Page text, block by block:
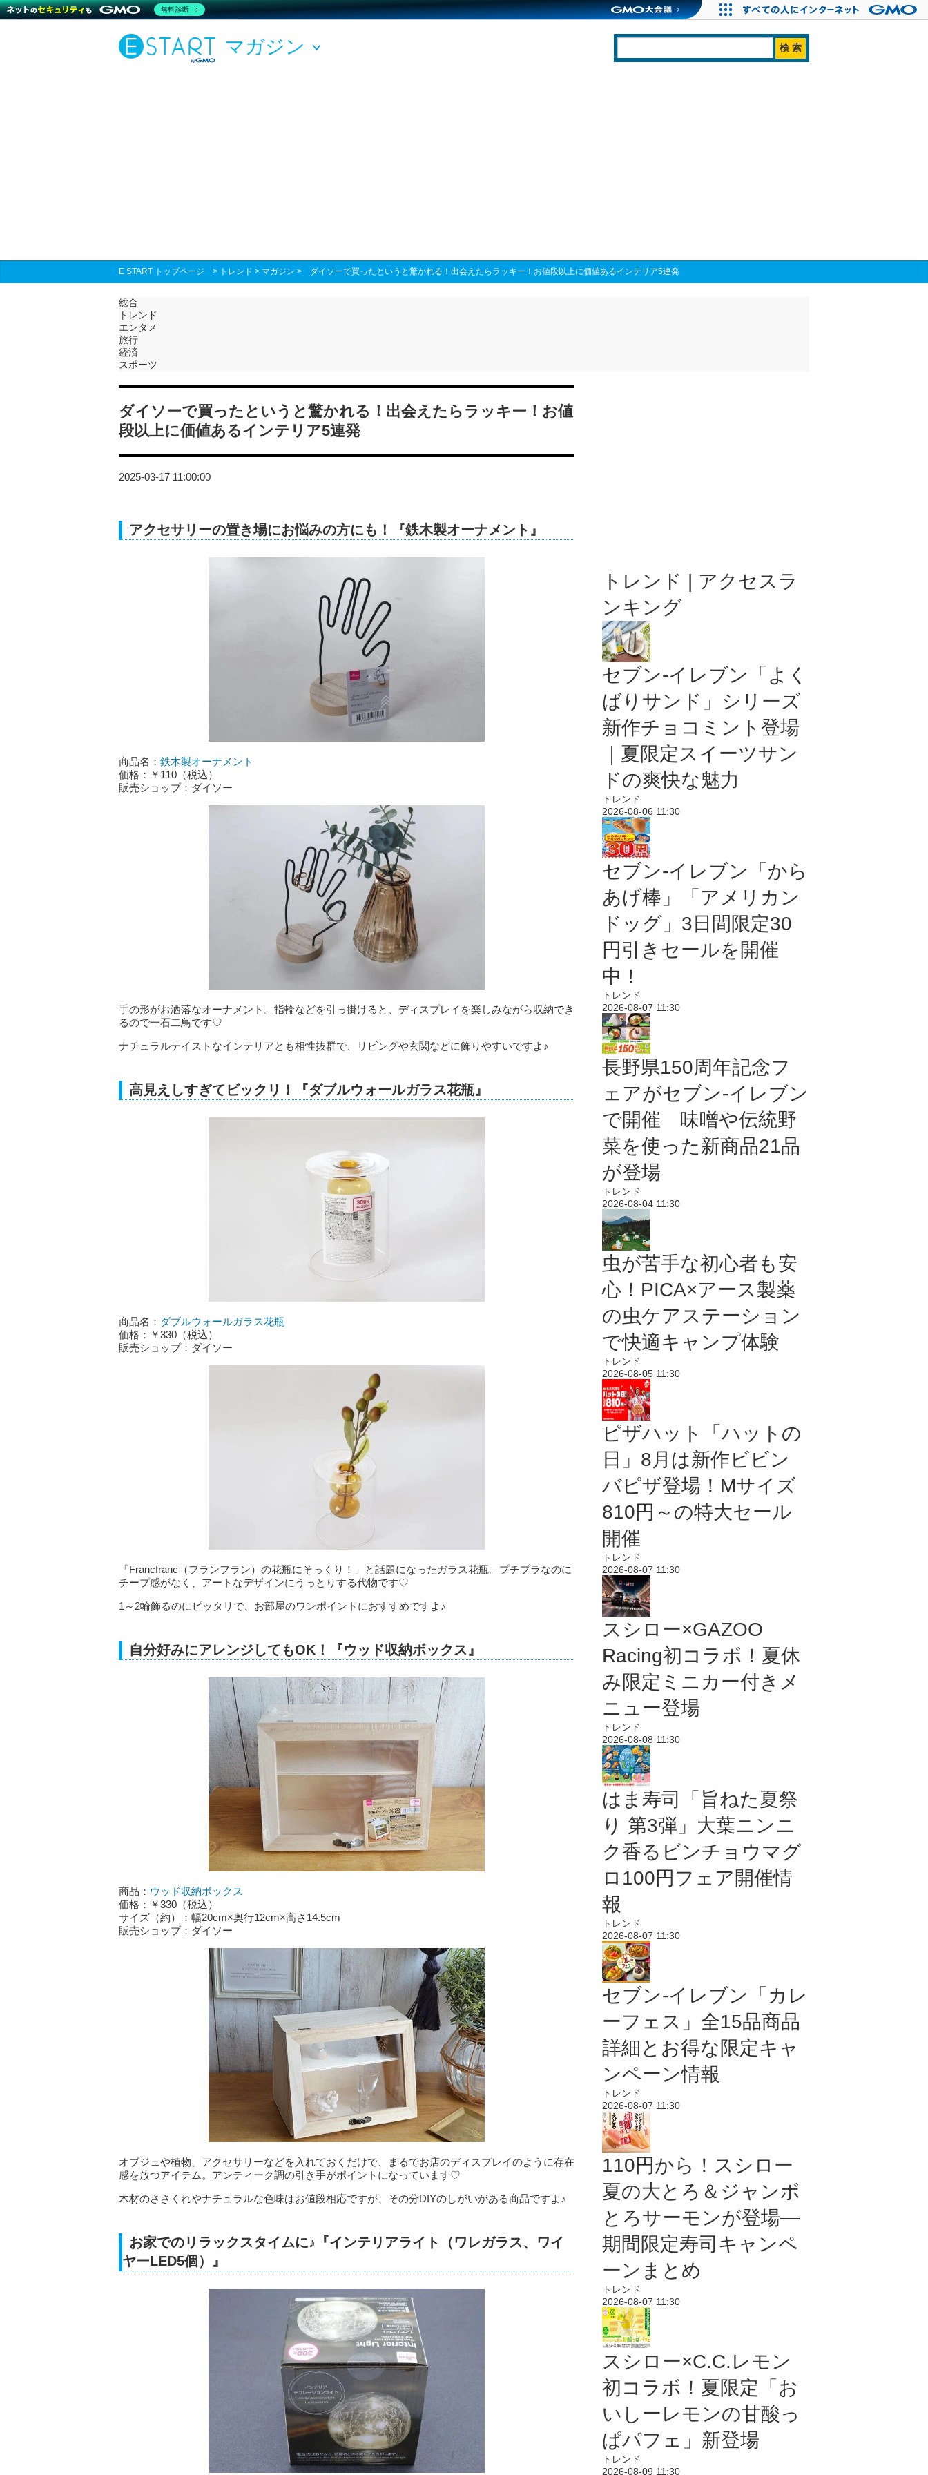
マガジン
E START トップページ > トレンド > マガジン > ダイソーで買ったというと驚かれる！出会えたらラッキー！お値段以上に価値あるインテリア5連発
総合
トレンド
エンタメ
旅行
経済
スポーツ
ダイソーで買ったというと驚かれる！出会えたらラッキー！お値
段以上に価値あるインテリア5連発
2025-03-17 11:00:00
アクセサリーの置き場にお悩みの方にも！『鉄木製オーナメント』
商品名： 鉄木製オーナメント
価格：￥110（税込）
販売ショップ：ダイソー
手の形がお洒落なオーナメント。指輪などを引っ掛けると、ディスプレイを楽しみながら収納でき
るので一石二鳥です♡
ナチュラルテイストなインテリアとも相性抜群で、リビングや玄関などに飾りやすいですよ♪
高見えしすぎてビックリ！『ダブルウォールガラス花瓶』
商品名： ダブルウォールガラス花瓶
価格：￥330（税込）
販売ショップ：ダイソー
「Francfranc（フランフラン）の花瓶にそっくり！」と話題になったガラス花瓶。プチプラなのに
チープ感がなく、アートなデザインにうっとりする代物です♡
1～2輪飾るのにピッタリで、お部屋のワンポイントにおすすめですよ♪
自分好みにアレンジしてもOK！『ウッド収納ボックス』
商品： ウッド収納ボックス
価格：￥330（税込）
サイズ（約）：幅20cm×奥行12cm×高さ14.5cm
販売ショップ：ダイソー
オブジェや植物、アクセサリーなどを入れておくだけで、まるでお店のディスプレイのように存在
感を放つアイテム。アンティーク調の引き手がポイントになっています♡
木材のささくれやナチュラルな色味はお値段相応ですが、その分DIYのしがいがある商品ですよ♪
お家でのリラックスタイムに♪『インテリアライト（ワレガラス、ワイ
ヤーLED5個）』
トレンド | アクセスラ
ンキング
セブン‐イレブン「よく
ばりサンド」シリーズ
新作チョコミント登場
｜夏限定スイーツサン
ドの爽快な魅力
トレンド
2026-08-06 11:30
セブン‐イレブン「から
あげ棒」「アメリカン
ドッグ」3日間限定30
円引きセールを開催
中！
トレンド
2026-08-07 11:30
長野県150周年記念フ
ェアがセブン-イレブン
で開催 味噌や伝統野
菜を使った新商品21品
が登場
トレンド
2026-08-04 11:30
虫が苦手な初心者も安
心！PICA×アース製薬
の虫ケアステーション
で快適キャンプ体験
トレンド
2026-08-05 11:30
ピザハット「ハットの
日」8月は新作ビビン
バピザ登場！Mサイズ
810円～の特大セール
開催
トレンド
2026-08-07 11:30
スシロー×GAZOO
Racing初コラボ！夏休
み限定ミニカー付きメ
ニュー登場
トレンド
2026-08-08 11:30
はま寿司「旨ねた夏祭
り 第3弾」大葉ニンニ
ク香るビンチョウマグ
ロ100円フェア開催情
報
トレンド
2026-08-07 11:30
セブン‐イレブン「カレ
ーフェス」全15品商品
詳細とお得な限定キャ
ンペーン情報
トレンド
2026-08-07 11:30
110円から！スシロー
夏の大とろ＆ジャンボ
とろサーモンが登場―
期間限定寿司キャンペ
ーンまとめ
トレンド
2026-08-07 11:30
スシロー×C.C.レモン
初コラボ！夏限定「お
いしーレモンの甘酸っ
ぱパフェ」新登場
トレンド
2026-08-09 11:30
無料診断